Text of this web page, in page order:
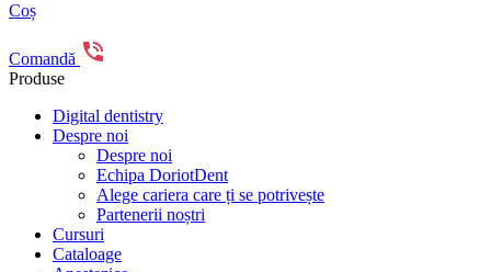
Coș
Comandă
Produse
Digital dentistry
Despre noi
Despre noi
Echipa DoriotDent
Alege cariera care ți se potrivește
Partenerii noștri
Cursuri
Cataloage